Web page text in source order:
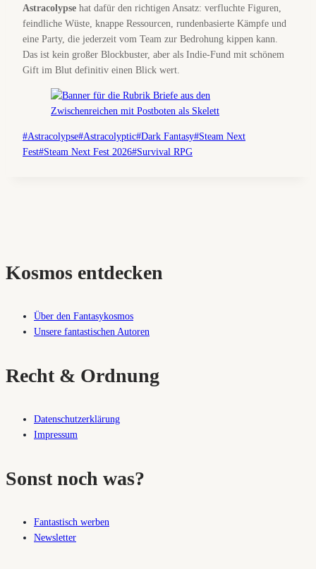
Astracolypse hat dafür den richtigen Ansatz: verfluchte Figuren,
feindliche Wüste, knappe Ressourcen, rundenbasierte Kämpfe und
eine Party, die jederzeit vom Team zur Bedrohung kippen kann.
Das ist kein großer Blockbuster, aber als Indie-Fund mit schönem
Gift im Blut definitiv einen Blick wert.
Schlagworte:
#Astracolypse#Astracolyptic#Dark Fantasy#Steam Next
Fest#Steam Next Fest 2026#Survival RPG
Kosmos entdecken
Über den Fantasykosmos
Unsere fantastischen Autoren
Recht & Ordnung
Datenschutzerklärung
Impressum
Sonst noch was?
Fantastisch werben
Newsletter